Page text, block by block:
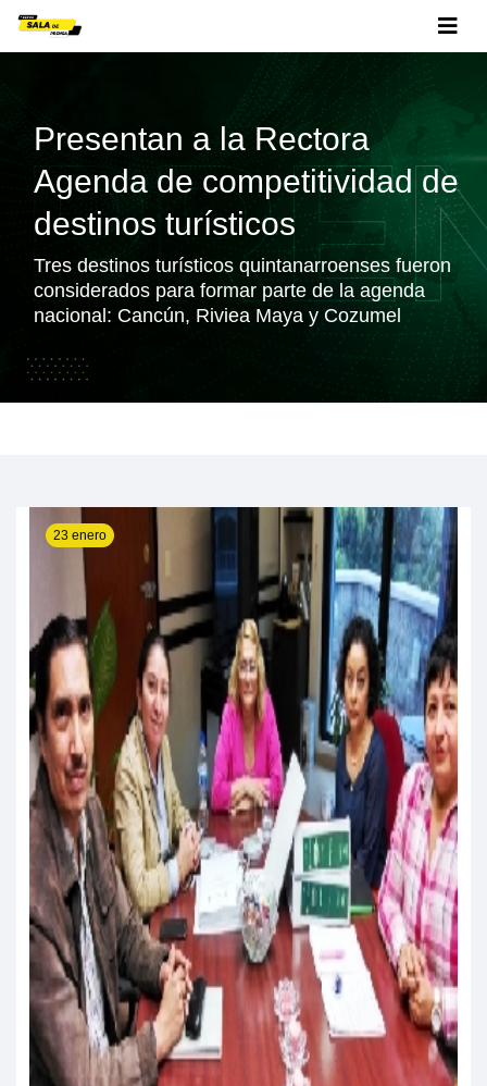
Presentan a la Rectora
Agenda de competitividad de
destinos turísticos
Tres destinos turísticos quintanarroenses fueron
considerados para formar parte de la agenda
nacional: Cancún, Riviea Maya y Cozumel
23 enero